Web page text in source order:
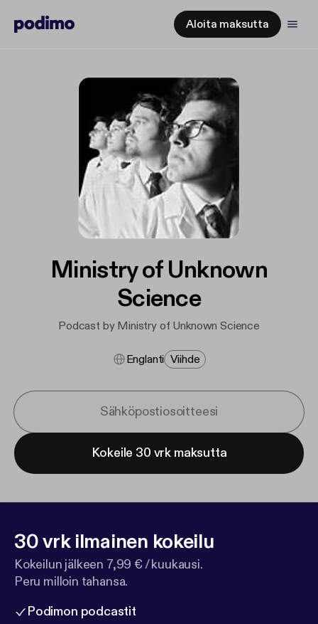
Aloita maksutta
Ministry of Unknown
Science
Podcast by Ministry of Unknown Science
Englanti Viihde
Kokeile 30 vrk maksutta
30 vrk ilmainen kokeilu
Kokeilun jälkeen 7,99 € / kuukausi.
Peru milloin tahansa.
Podimon podcastit